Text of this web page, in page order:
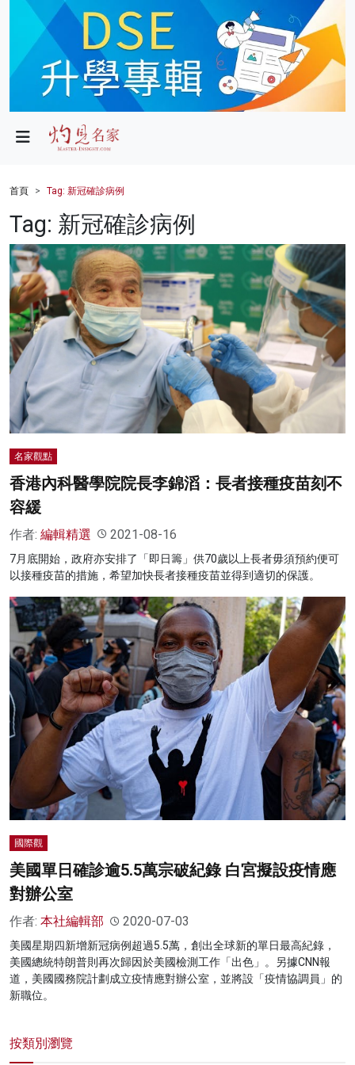
政局
財經
健康
商業
科技
影片
名家榜
灼見活動
首頁 Tag: 新冠確診病例
Tag: 新冠確診病例
名家觀點
香港內科醫學院院長李錦滔：長者接種疫苗刻不
容緩
作者: 編輯精選 2021-08-16
7月底開始，政府亦安排了「即日籌」供70歲以上長者毋須預約便可
以接種疫苗的措施，希望加快長者接種疫苗並得到適切的保護。
國際觀
美國單日確診逾5.5萬宗破紀錄 白宮擬設疫情應
對辦公室
作者: 本社編輯部 2020-07-03
美國星期四新增新冠病例超過5.5萬，創出全球新的單日最高紀錄，
美國總統特朗普則再次歸因於美國檢測工作「出色」。另據CNN報
道，美國國務院計劃成立疫情應對辦公室，並將設「疫情協調員」的
新職位。
按類別瀏覽